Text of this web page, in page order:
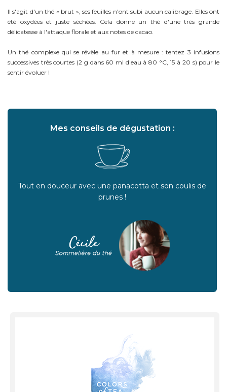
Il s'agit d'un thé « brut », ses feuilles n'ont subi aucun calibrage. Elles ont
été oxydées et juste séchées. Cela donne un thé d'une très grande
délicatesse à l'attaque florale et aux notes de cacao.
Un thé complexe qui se révèle au fur et à mesure : tentez 3 infusions
successives très courtes (2 g dans 60 ml d'eau à 80 °C, 15 à 20 s) pour le
sentir évoluer !
Mes conseils de dégustation :
Tout en douceur avec une panacotta et son coulis de
prunes !